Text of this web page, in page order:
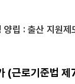
양립 : 출산 지원제
(근로기준법